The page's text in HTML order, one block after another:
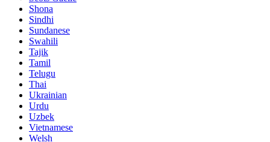
Shona
Sindhi
Sundanese
Swahili
Tajik
Tamil
Telugu
Thai
Ukrainian
Urdu
Uzbek
Vietnamese
Welsh